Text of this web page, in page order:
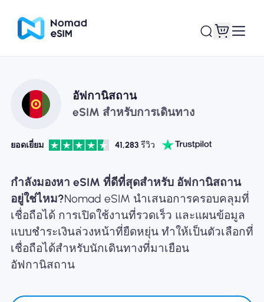
เข้าสู่ระบบ / ลง
ทะเบียน
แผนร้านค้า
เกี่ยวกับ eSIM
อัฟกานิสถาน
eSIM สำหรับการเดินทาง
ยอดเยี่ยม 41,283 รีวิว
กำลังมองหา eSIM ที่ดีที่สุดสำหรับ อัฟกานิสถาน
อยู่ใช่ไหม?Nomad eSIM นำเสนอการครอบคลุมที่
เชื่อถือได้ การเปิดใช้งานที่รวดเร็ว และแผนข้อมูล
แบบชำระเงินล่วงหน้าที่ยืดหยุ่น ทำให้เป็นตัวเลือกที่
เชื่อถือได้สำหรับนักเดินทางที่มาเยือน
อัฟกานิสถาน